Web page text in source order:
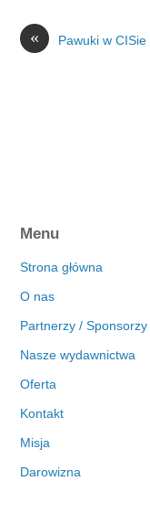
« Pawuki w CISie
Menu
Strona główna
O nas
Partnerzy / Sponsorzy
Nasze wydawnictwa
Oferta
Kontakt
Misja
Darowizna